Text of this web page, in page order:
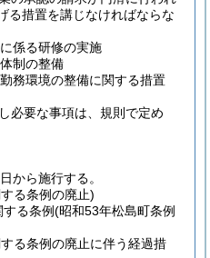
る措置を講じなければならな
係る研修の実施
制の整備
務環境の整備に関する措置
必要な事項は、規則で定め
から施行する。
る条例の廃止)
る条例(昭和53年松島町条例
る条例の廃止に伴う経過措